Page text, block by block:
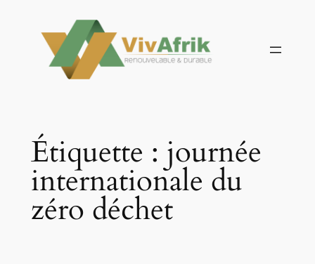
contenu
Étiquette : journée
internationale du
zéro déchet